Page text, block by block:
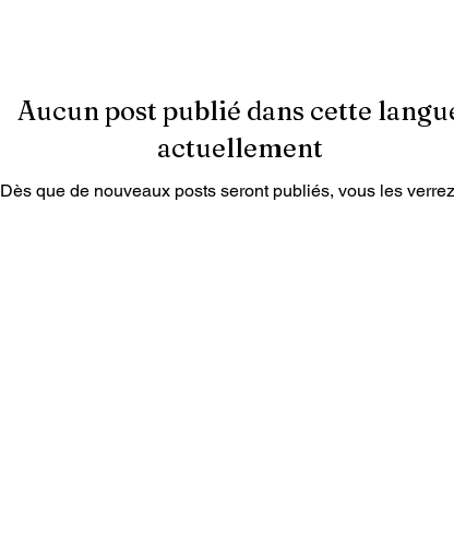
Aucun post publié dans cette
actuellement
Dès que de nouveaux posts seront publiés, vous les